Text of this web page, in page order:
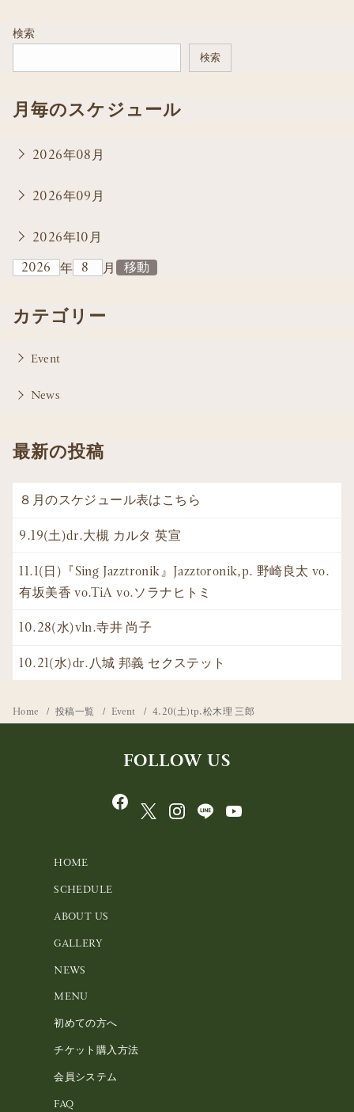
検索
検索
月毎のスケジュール
2026年08月
2026年09月
2026年10月
年
月
カテゴリー
Event
News
最新の投稿
８月のスケジュール表はこちら
9.19(土)dr.大槻 カルタ 英宣
11.1(日)『Sing Jazztronik』Jazztoronik,p. 野崎良太 vo.
有坂美香 vo.TiA vo.ソラナヒトミ
10.28(水)vln.寺井 尚子
10.21(水)dr.八城 邦義 セクステット
Home 投稿一覧 Event 4.20(土)tp.松木理 三郎
FOLLOW US
HOME
SCHEDULE
ABOUT US
GALLERY
NEWS
MENU
初めての方へ
チケット購入方法
会員システム
FAQ